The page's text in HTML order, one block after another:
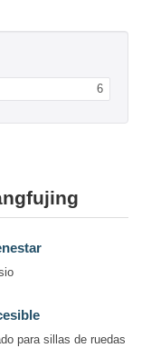
6
para sillas de ruedas